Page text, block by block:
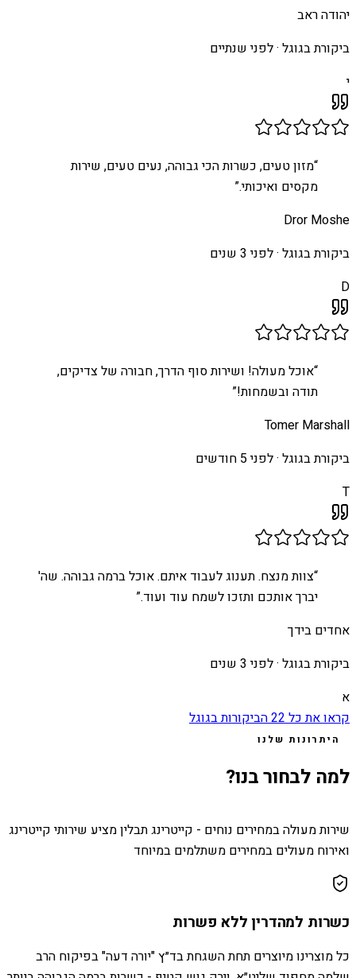
יהודה ראב
ביקורת בגוגל ·לפני שנתיים
י
“מזון טעים, כשרות הכי גבוהה, נעים טעים, שירות
מקסים ואיכותי.”
Dror Moshe
ביקורת בגוגל ·לפני 3 שנים
D
“אוכל מעולה! ושירות סוף הדרך, חבורה של צדיקים,
תודה ובשמחות!”
Tomer Marshall
ביקורת בגוגל ·לפני 5 חודשים
T
“צוות מנצח. תענוג לעבוד איתם. אוכל ברמה גבוהה. שה'
יברך אותכם ותזכו לשמח עוד ועוד.”
אחדים בידך
ביקורת בגוגל ·לפני 3 שנים
א
קראו את כל22הביקורות בגוגל
היתרונות שלנו
למה לבחור בנו?
שירות מעולה במחירים נוחים - קייטרינג תבלין מציע שירותי קייטרינג
ואירוח מעולים במחירים משתלמים במיוחד
כשרות למהדרין ללא פשרות
כל מוצרינו מיוצרים תחת השגחת בד״ץ "יורה דעה" בפיקוח הרב